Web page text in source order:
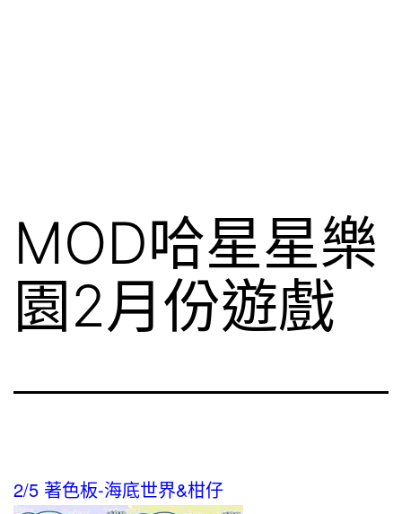
MOD哈星星樂
園2月份遊戲
2/5 著色板-海底世界&柑仔